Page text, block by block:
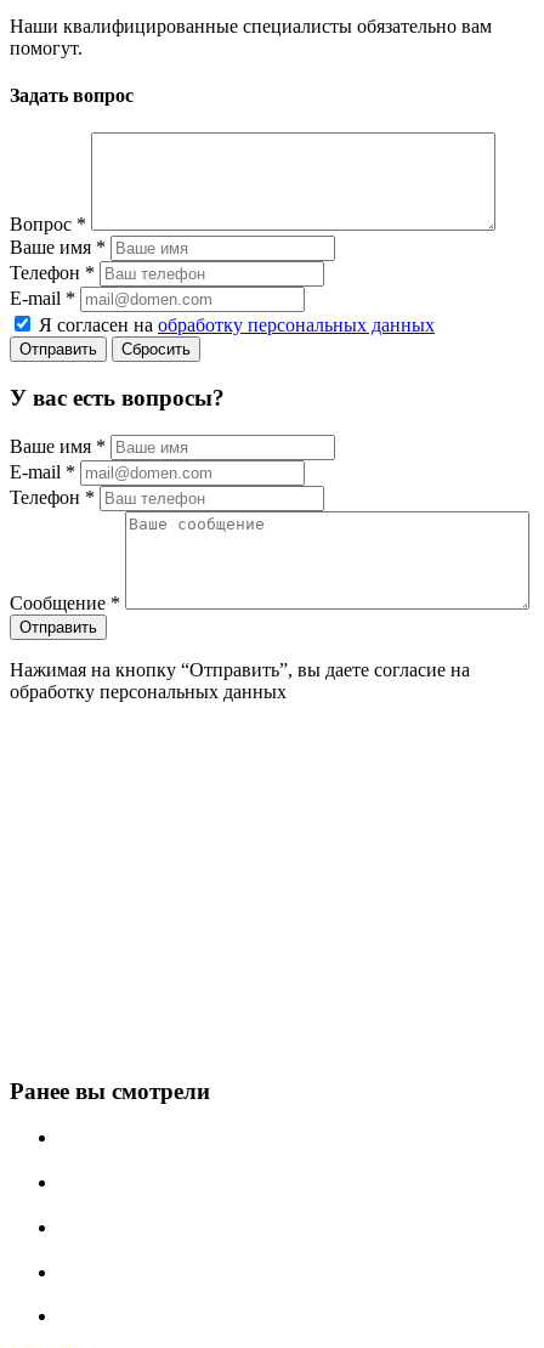
Наши квалифицированные специалисты обязательно вам
помогут.
Задать вопрос
Вопрос *
Ваше имя *
Телефон *
E-mail *
Я согласен на обработку персональных данных
Сбросить
У вас есть вопросы?
Ваше имя *
E-mail *
Телефон *
Сообщение *
Нажимая на кнопку “Отправить”, вы даете согласие на
обработку персональных данных
Ранее вы смотрели